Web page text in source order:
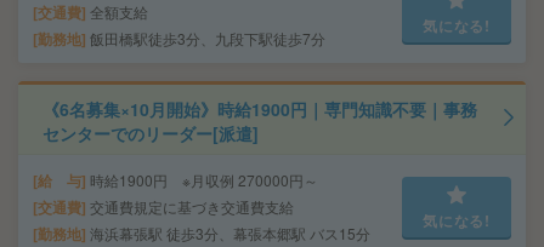
交通費 全額支給
勤務地 飯田橋駅徒歩3分、九段下駅徒歩7分
気になる!
《6名募集×10月開始》時給1900円｜専門知識不要｜事務
センターでのリーダー[派遣]
給 与 時給1900円 ※月収例 270000円～
交通費 交通費規定に基づき交通費支給
勤務地 海浜幕張駅 徒歩3分、幕張本郷駅 バス15分
気になる!